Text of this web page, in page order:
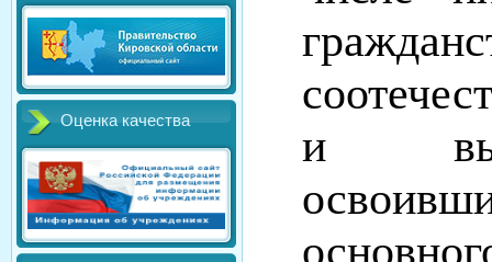
Оценка качества
и